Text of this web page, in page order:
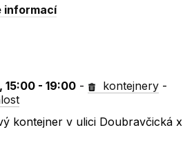
informací
15:00 - 19:00 - kontejnery -
kontejner v ulici Doubravčická x